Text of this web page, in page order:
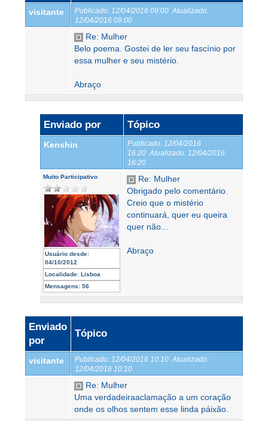
visitante Publicado: 12/04/2016 09:00 Atualizado:
12/04/2016 09:00
Re: Mulher
Belo poema. Gostei de ler seu fascínio por
essa mulher e seu mistério.
Abraço
Enviado por Tópico
Kenshin Publicado: 12/04/2016
16:20 Atualizado: 12/04/2016
16:20
Muito Participativo
Usuário desde:
04/10/2012
Localidade: Lisboa
Mensagens: 56
Re: Mulher
Obrigado pelo comentário.
Creio que o mistério
continuará, quer eu queira
quer não...
Abraço
Enviado
por
Tópico
visitante Publicado: 12/04/2016 10:10 Atualizado:
12/04/2016 10:10
Re: Mulher
Uma verdadeiraaclamação a um coração
onde os olhos sentem esse linda páixão.